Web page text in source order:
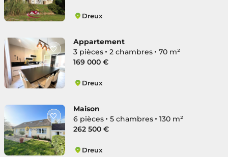
Dreux
Appartement
3 pièces
2 chambres
70 m²
169 000 €
Dreux
Maison
6 pièces
5 chambres
130 m²
262 500 €
Dreux